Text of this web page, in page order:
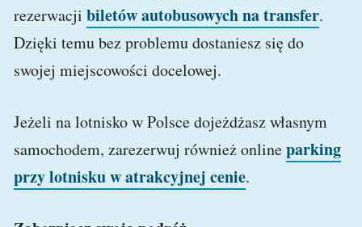
rezerwacji biletów autobusowych na transfer.
Dzięki temu bez problemu dostaniesz się do
swojej miejscowości docelowej.
Jeżeli na lotnisko w Polsce dojeżdżasz własnym
samochodem, zarezerwuj również onlineparking
przy lotnisku w atrakcyjnej cenie.